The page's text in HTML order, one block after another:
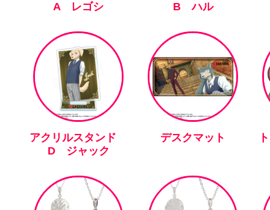
A レゴシ
B ハル
アクリルスタンド
D ジャック
デスクマット